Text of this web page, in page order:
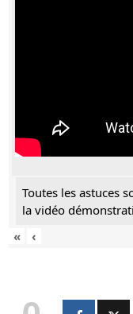
Toutes les astuces
la vidéo
«
‹